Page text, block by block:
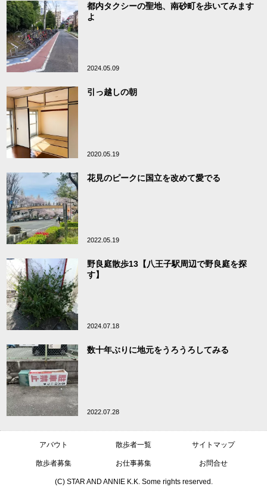
都内タクシーの聖地、南砂町を歩いてみます
よ
2024.05.09
引っ越しの朝
2020.05.19
花見のピークに国立を改めて愛でる
2022.05.19
野良庭散歩13【八王子駅周辺で野良庭を探
す】
2024.07.18
数十年ぶりに地元をうろうろしてみる
2022.07.28
アバウト 散歩者一覧 サイトマップ
散歩者募集 お仕事募集 お問合せ
(C) STAR AND ANNIE K.K. Some rights reserved.